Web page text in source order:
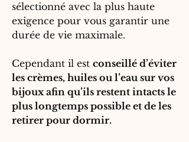
sélectionné avec la plus haute
exigence pour vous garantir une
durée de vie maximale.
Cependant il est conseillé d’éviter
les crèmes, huiles ou l’eau sur vos
bijoux afin qu’ils restent intacts le
plus longtemps possible et de les
retirer pour dormir.